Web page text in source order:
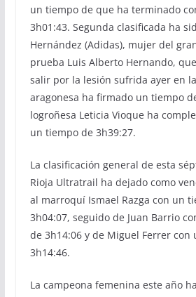
un tiempo de que ha terminado
3h01:43. Segunda clasificada ha
Hernández (Adidas), mujer del
prueba Luis Alberto Hernando,
salir por la lesión sufrida ayer en
aragonesa ha firmado un tiempo
logroñesa Leticia Vioque ha
un tiempo de 3h39:27.
La clasificación general de esta
Rioja Ultratrail ha dejado como
al marroquí Ismael Razga con un
3h04:07, seguido de Juan Barrio
de 3h14:06 y de Miguel Ferrer con
3h14:46.
La campeona femenina este año